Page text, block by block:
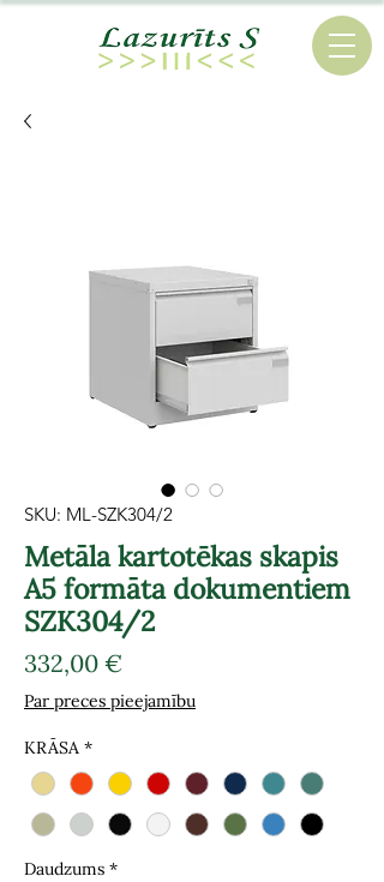
SKU: ML-SZK304/2
Metāla kartotēkas skapis
A5 formāta dokumentiem
SZK304/2
332,00 €Cena
Par preces pieejamību
KRĀSA *
Daudzums *